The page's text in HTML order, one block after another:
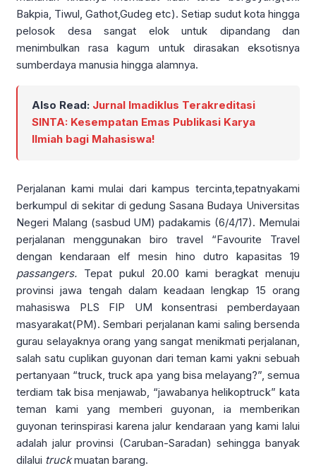
Bakpia, Tiwul, Gathot,Gudeg etc). Setiap sudut kota hingga
pelosok desa sangat elok untuk dipandang dan
menimbulkan rasa kagum untuk dirasakan eksotisnya
sumberdaya manusia hingga alamnya.
Also Read: Jurnal Imadiklus Terakreditasi
SINTA: Kesempatan Emas Publikasi Karya
Ilmiah bagi Mahasiswa!
Perjalanan kami mulai dari kampus tercinta,tepatnyakami
berkumpul di sekitar di gedung Sasana Budaya Universitas
Negeri Malang (sasbud UM) padakamis (6/4/17). Memulai
perjalanan menggunakan biro travel “Favourite Travel
dengan kendaraan elf mesin hino dutro kapasitas 19
passangers. Tepat pukul 20.00 kami beragkat menuju
provinsi jawa tengah dalam keadaan lengkap 15 orang
mahasiswa PLS FIP UM konsentrasi pemberdayaan
masyarakat(PM). Sembari perjalanan kami saling bersenda
gurau selayaknya orang yang sangat menikmati perjalanan,
salah satu cuplikan guyonan dari teman kami yakni sebuah
pertanyaan “truck, truck apa yang bisa melayang?”, semua
terdiam tak bisa menjawab, “jawabanya helikoptruck” kata
teman kami yang memberi guyonan, ia memberikan
guyonan terinspirasi karena jalur kendaraan yang kami lalui
adalah jalur provinsi (Caruban-Saradan) sehingga banyak
dilalui truckmuatan barang.